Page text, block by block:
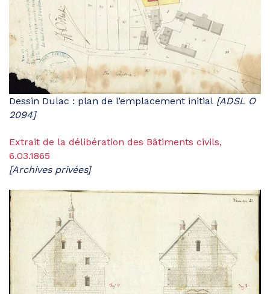
Dessin Dulac : plan de l’emplacement initial [ADSL O
2094]
Extrait de la délibération des Bâtiments civils,
6.03.1865
[Archives privées]